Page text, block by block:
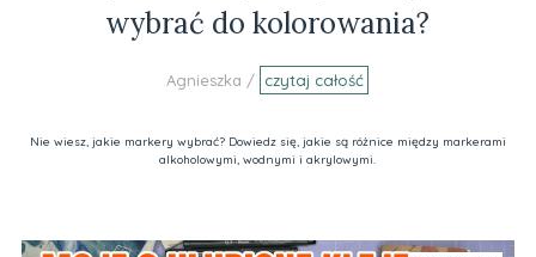
wybrać do kolorowania?
Agnieszka / czytaj całość
Nie wiesz, jakie markery wybrać? Dowiedz się, jakie są różnice między markerami
alkoholowymi, wodnymi i akrylowymi.